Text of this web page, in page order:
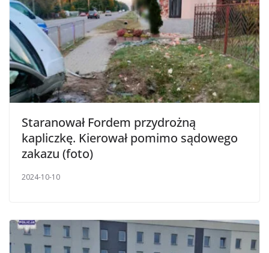
Staranował Fordem przydrożną
kapliczkę. Kierował pomimo sądowego
zakazu (foto)
2024-10-10